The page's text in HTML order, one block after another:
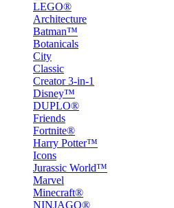
LEGO®
Architecture
Batman™
Botanicals
City
Classic
Creator 3-in-1
Disney™
DUPLO®
Friends
Fortnite®
Harry Potter™
Icons
Jurassic World™
Marvel
Minecraft®
NINJAGO®